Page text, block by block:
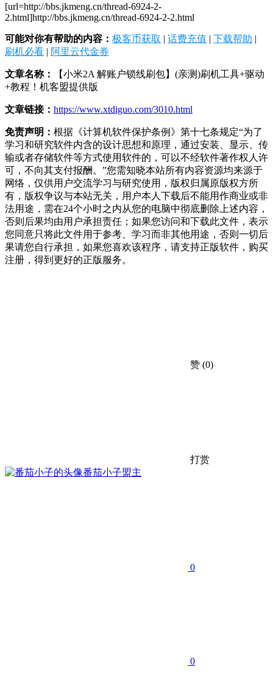
[url=http://bbs.jkmeng.cn/thread-6924-2-
2.html]http://bbs.jkmeng.cn/thread-6924-2-2.html
可能对你有帮助的内容： 极客币获取 | 话费充值 | 下载帮助 |
刷机必看 | 阿里云代金券
文章名称：
【小米2A 解账户锁线刷包】(亲测)刷机工具+驱动
+教程！机客盟提供版
文章链接： https://www.xtdiguo.com/3010.html
免责声明： 根据《计算机软件保护条例》第十七条规定“为了
学习和研究软件内含的设计思想和原理，通过安装、显示、传
输或者存储软件等方式使用软件的，可以不经软件著作权人许
可，不向其支付报酬。”您需知晓本站所有内容资源均来源于
网络，仅供用户交流学习与研究使用，版权归属原版权方所
有，版权争议与本站无关，用户本人下载后不能用作商业或非
法用途，需在24个小时之内从您的电脑中彻底删除上述内容，
否则后果均由用户承担责任；如果您访问和下载此文件，表示
您同意只将此文件用于参考、学习而非其他用途，否则一切后
果请您自行承担，如果您喜欢该程序，请支持正版软件，购买
注册，得到更好的正版服务。
赞 (0)
打赏
番茄小子盟主
0
0